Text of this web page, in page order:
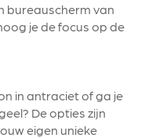
bureauscherm van
je de focus op de
in antraciet of ga je
De opties zijn
eigen unieke